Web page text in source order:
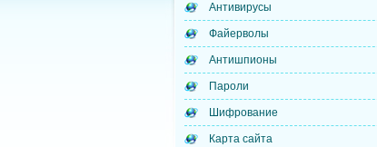
Антивирусы
Файерволы
Антишпионы
Пароли
Шифрование
Карта сайта